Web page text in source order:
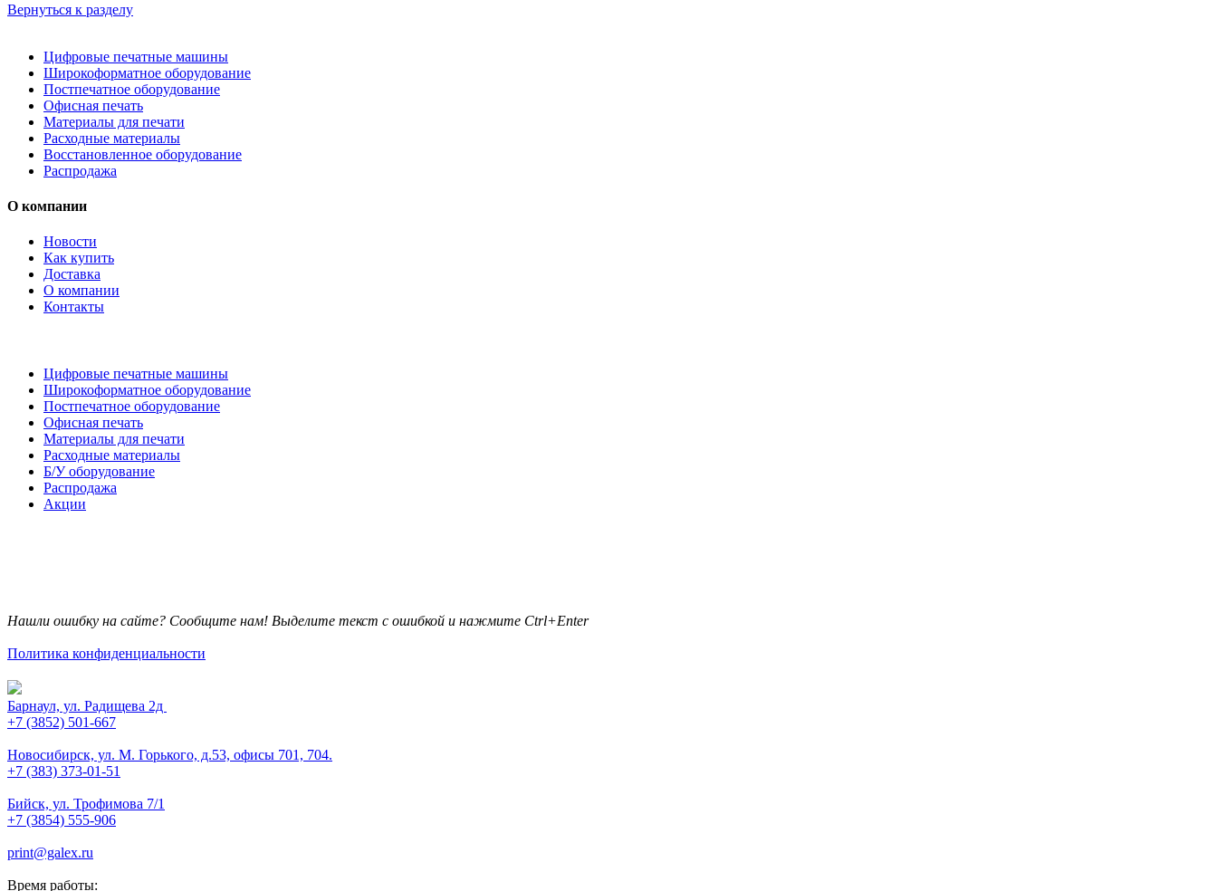
Вернуться к разделу
Цифровые печатные машины
Широкоформатное оборудование
Постпечатное оборудование
Офисная печать
Материалы для печати
Расходные материалы
Восстановленное оборудование
Распродажа
О компании
Новости
Как купить
Доставка
О компании
Контакты
Цифровые печатные машины
Широкоформатное оборудование
Постпечатное оборудование
Офисная печать
Материалы для печати
Расходные материалы
Б/У оборудование
Распродажа
Акции
Нашли ошибку на сайте? Сообщите нам! Выделите текст с ошибкой и нажмите Ctrl+Enter
Политика конфиденциальности
Барнаул, ул. Радищева 2д
+7 (3852) 501-667
Новосибирск, ул. М. Горького, д.53, офисы 701, 704.
+7 (383) 373-01-51
Бийск, ул. Трофимова 7/1
+7 (3854) 555-906
print@galex.ru
Время работы: